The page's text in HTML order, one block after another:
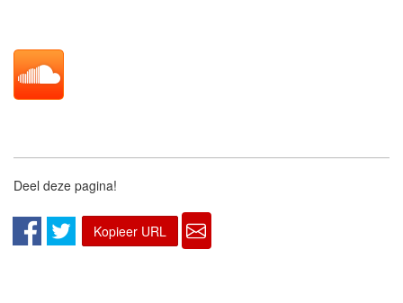
Deel deze pagina!
Kopieer URL